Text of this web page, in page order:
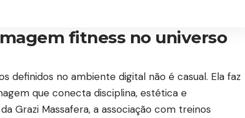
fitness no universo
definidos no ambiente digital não é casual. Ela faz
que conecta disciplina, estética e
Grazi Massafera, a associação com treinos